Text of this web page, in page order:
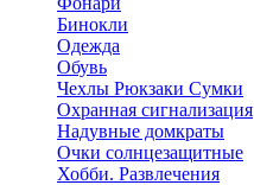
Бинокли
Одежда
Обувь
Чехлы Рюкзаки Сумки
Охранная сигнализация
Надувные домкраты
Очки солнцезащитные
Хобби. Развлечения